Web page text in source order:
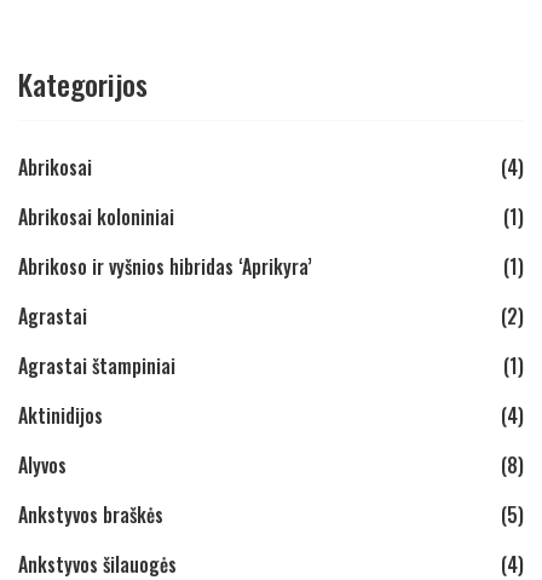
Kategorijos
Abrikosai
(4)
Abrikosai koloniniai
(1)
Abrikoso ir vyšnios hibridas ‘Aprikyra’
(1)
Agrastai
(2)
Agrastai štampiniai
(1)
Aktinidijos
(4)
Alyvos
(8)
Ankstyvos braškės
(5)
Ankstyvos šilauogės
(4)